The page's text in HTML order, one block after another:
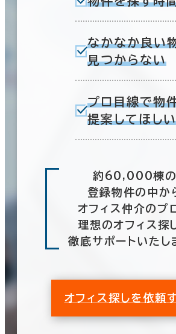
なかなか良い
見つからない
プロ目線で物
提案してほしい
約60,000棟の
登録物件の中か
オフィス仲介のプ
理想のオフィス探
徹底サポートいたし
オフィス探しを依頼